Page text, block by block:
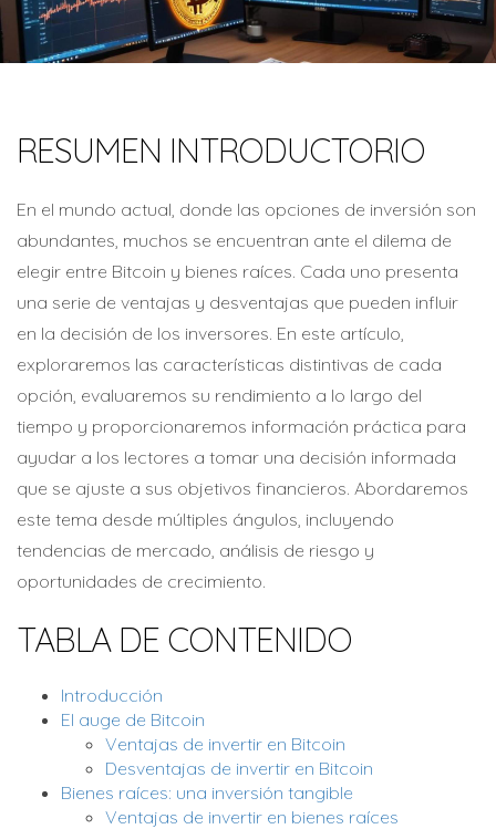
RESUMEN INTRODUCTORIO
En el mundo actual, donde las opciones de inversión son
abundantes, muchos se encuentran ante el dilema de
elegir entre Bitcoin y bienes raíces. Cada uno presenta
una serie de ventajas y desventajas que pueden influir
en la decisión de los inversores. En este artículo,
exploraremos las características distintivas de cada
opción, evaluaremos su rendimiento a lo largo del
tiempo y proporcionaremos información práctica para
ayudar a los lectores a tomar una decisión informada
que se ajuste a sus objetivos financieros. Abordaremos
este tema desde múltiples ángulos, incluyendo
tendencias de mercado, análisis de riesgo y
oportunidades de crecimiento.
TABLA DE CONTENIDO
Introducción
El auge de Bitcoin
Ventajas de invertir en Bitcoin
Desventajas de invertir en Bitcoin
Bienes raíces: una inversión tangible
Ventajas de invertir en bienes raíces